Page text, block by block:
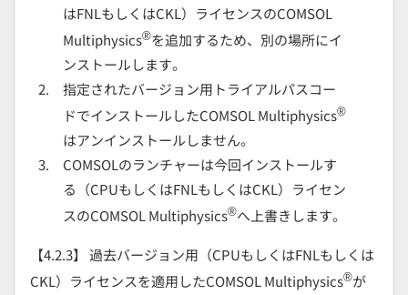
はFNLもしくはCKL）ライセンスのCOMSOL
Multiphysics®を追加するため、別の場所にイ
ンストールします。
指定されたバージョン用トライアルパスコー
ドでインストールしたCOMSOL Multiphysics®
はアンインストールしません。
COMSOLのランチャーは今回インストールす
る（CPUもしくはFNLもしくはCKL）ライセン
スのCOMSOL Multiphysics®へ上書きします。
【4.2.3】 過去バージョン用（CPUもしくはFNLもしくは
CKL）ライセンスを適用したCOMSOL Multiphysics®が